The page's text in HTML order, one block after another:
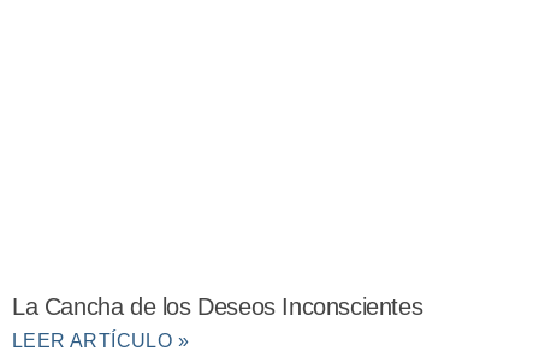
La Cancha de los Deseos Inconscientes
LEER ARTÍCULO »